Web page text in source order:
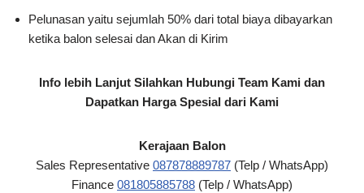
Pelunasan yaitu sejumlah 50% dari total biaya dibayarkan
ketika balon selesai dan Akan di Kirim
Info lebih Lanjut Silahkan Hubungi Team Kami dan
Dapatkan Harga Spesial dari Kami
Kerajaan Balon
Sales Representative 087878889787 (Telp / WhatsApp)
Finance 081805885788 (Telp / WhatsApp)